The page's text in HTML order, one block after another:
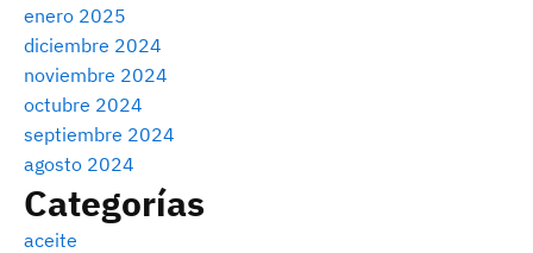
enero 2025
diciembre 2024
noviembre 2024
octubre 2024
septiembre 2024
agosto 2024
Categorías
aceite